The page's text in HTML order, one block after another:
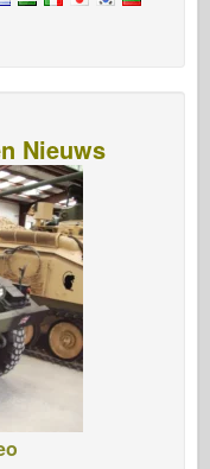
Nieuws